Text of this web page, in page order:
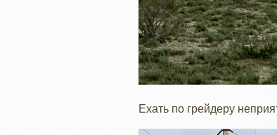
Ехать по грейдеру